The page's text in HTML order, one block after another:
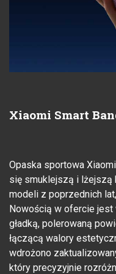
Xiaomi Smart
Opaska sportowa
się smuklejszą i lżejszą
modeli z poprzednich
Nowością w ofercie jest
gładką, polerowaną
łączącą walory
wdrożono
który precyzyjnie